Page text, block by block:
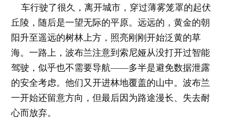
车行驶了很久，离开城市，穿过薄雾笼罩的起伏
丘陵，随后是一望无际的平原。远远的，黄金的朝
阳升至遥远的树林上方，照亮刚刚开始泛黄的草
海。一路上，波布兰注意到索尼娅从没打开过智能
驾驶，似乎也不需要导航——多半是避免数据泄露
的安全考虑。他们又开进林地覆盖的山中。波布兰
一开始还留意方向，但最后因为路途漫长、失去耐
心而放弃。